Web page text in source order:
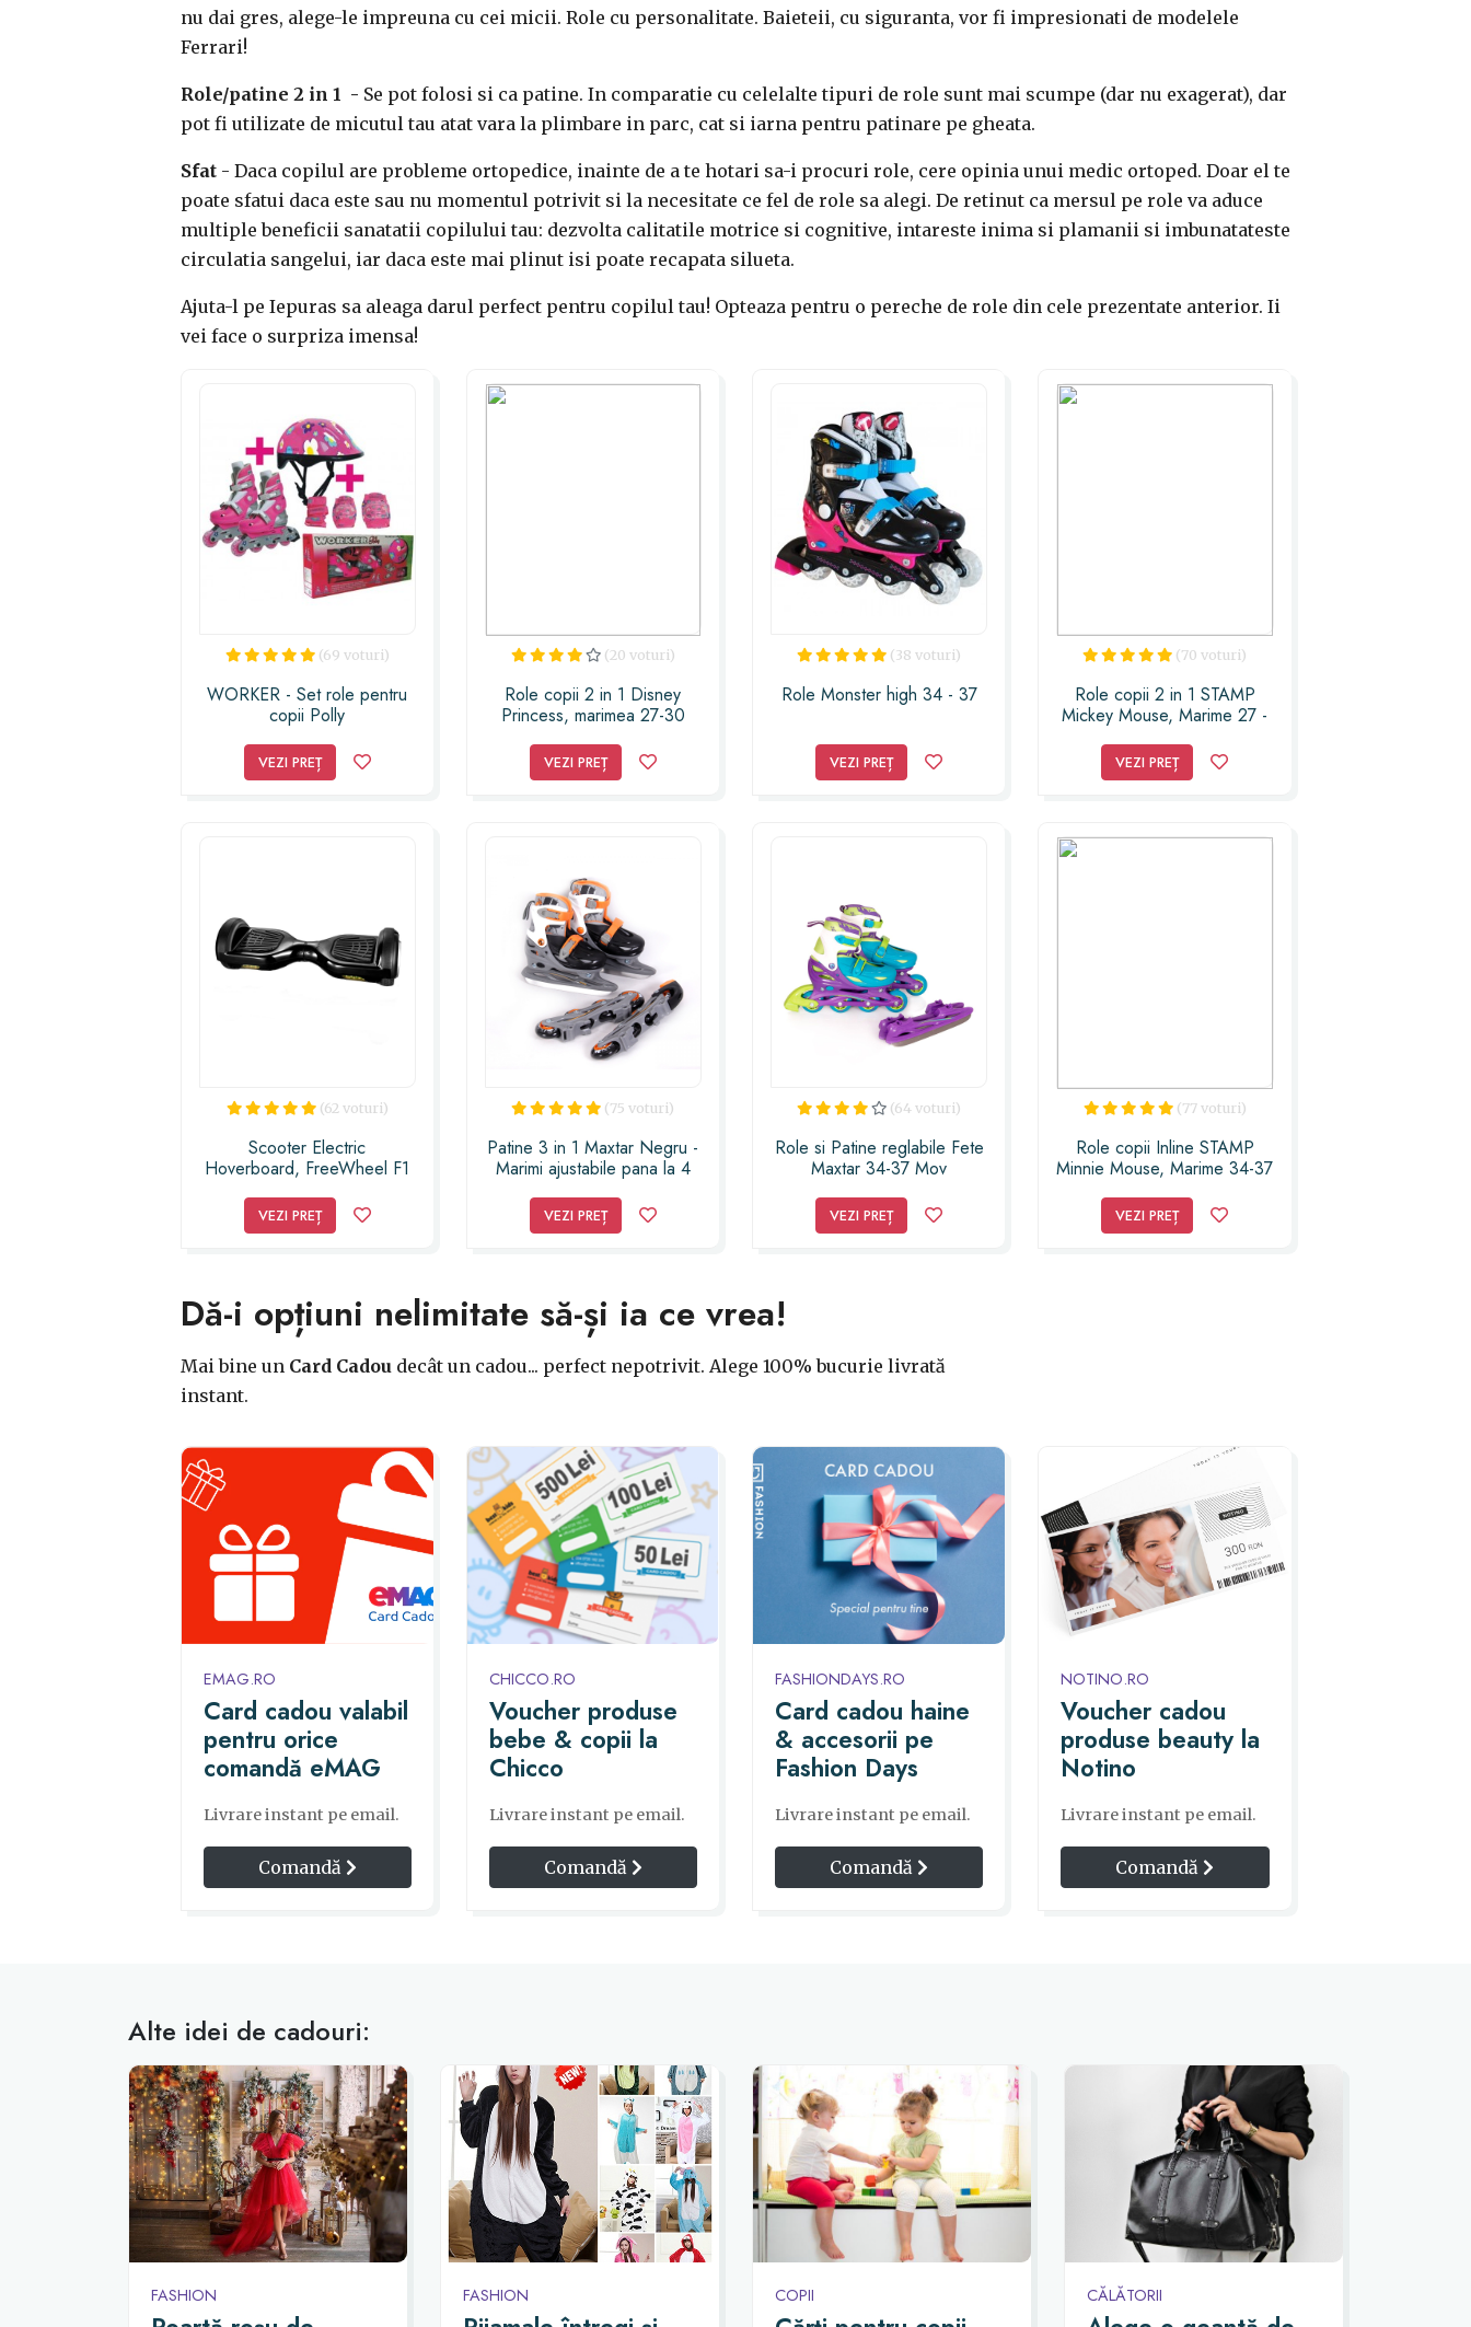
nu dai gres, alege-le impreuna cu cei micii. Role cu personalitate. Baieteii, cu siguranta, vor fi impresionati de modelele
Ferrari!
Role/patine 2 in 1 - Se pot folosi si ca patine. In comparatie cu celelalte tipuri de role sunt mai scumpe (dar nu exagerat), dar
pot fi utilizate de micutul tau atat vara la plimbare in parc, cat si iarna pentru patinare pe gheata.
Sfat- Daca copilul are probleme ortopedice, inainte de a te hotari sa-i procuri role, cere opinia unui medic ortoped. Doar el te
poate sfatui daca este sau nu momentul potrivit si la necesitate ce fel de role sa alegi. De retinut ca mersul pe role va aduce
multiple beneficii sanatatii copilului tau: dezvolta calitatile motrice si cognitive, intareste inima si plamanii si imbunatateste
circulatia sangelui, iar daca este mai plinut isi poate recapata silueta.
Ajuta-l pe Iepuras sa aleaga darul perfect pentru copilul tau! Opteaza pentru o pereche de role din cele prezentate anterior. Ii
vei face o surpriza imensa!
(69 voturi)
WORKER - Set role pentru
copii Polly
VEZI PREȚ
(20 voturi)
Role copii 2 in 1 Disney
Princess, marimea 27-30
VEZI PREȚ
(38 voturi)
Role Monster high 34 - 37
VEZI PREȚ
(70 voturi)
Role copii 2 in 1 STAMP
Mickey Mouse, Marime 27 -
VEZI PREȚ
(62 voturi)
Scooter Electric
Hoverboard, FreeWheel F1
VEZI PREȚ
(75 voturi)
Patine 3 in 1 Maxtar Negru -
Marimi ajustabile pana la 4
VEZI PREȚ
(64 voturi)
Role si Patine reglabile Fete
Maxtar 34-37 Mov
VEZI PREȚ
(77 voturi)
Role copii Inline STAMP
Minnie Mouse, Marime 34-37
VEZI PREȚ
Dă-i opțiuni nelimitate să-și ia ce vrea!
Mai bine un Card Cadou decât un cadou... perfect nepotrivit. Alege 100% bucurie livrată
instant.
EMAG.RO
Card cadou valabil
pentru orice
comandă eMAG
Livrare instant pe email.
Comandă
CHICCO.RO
Voucher produse
bebe & copii la
Chicco
Livrare instant pe email.
Comandă
FASHIONDAYS.RO
Card cadou haine
& accesorii pe
Fashion Days
Livrare instant pe email.
Comandă
NOTINO.RO
Voucher cadou
produse beauty la
Notino
Livrare instant pe email.
Comandă
Alte idei de cadouri:
FASHION FASHION COPII CĂLĂTORII